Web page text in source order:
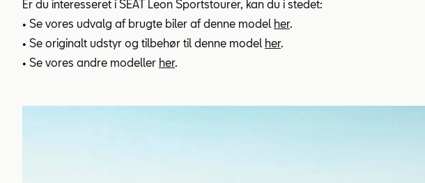
Er du interesseret i SEAT Leon Sportstourer, kan du i stedet:​
• Se vores udvalg af brugte biler af denne model her.
• Se originalt udstyr og tilbehør til denne model her.
• Se vores andre modeller her.